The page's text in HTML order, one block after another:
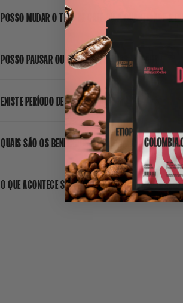
POSSO MUDAR O TIPO DE CAFÉ OU A QUANTIDADE A
POSSO PAUSAR OU CANCELAR A SUBSCRIÇÃO?
EXISTE PERÍODO DE FIDELIZAÇÃO?
QUAIS SÃO OS BENEFÍCIOS DA SUBSCRIÇÃO?
O QUE ACONTECE SE EU NÃO ESTIVER EM CASA